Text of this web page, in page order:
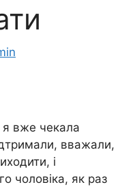
вже чекала
вважали,
і
чоловіка, як раз